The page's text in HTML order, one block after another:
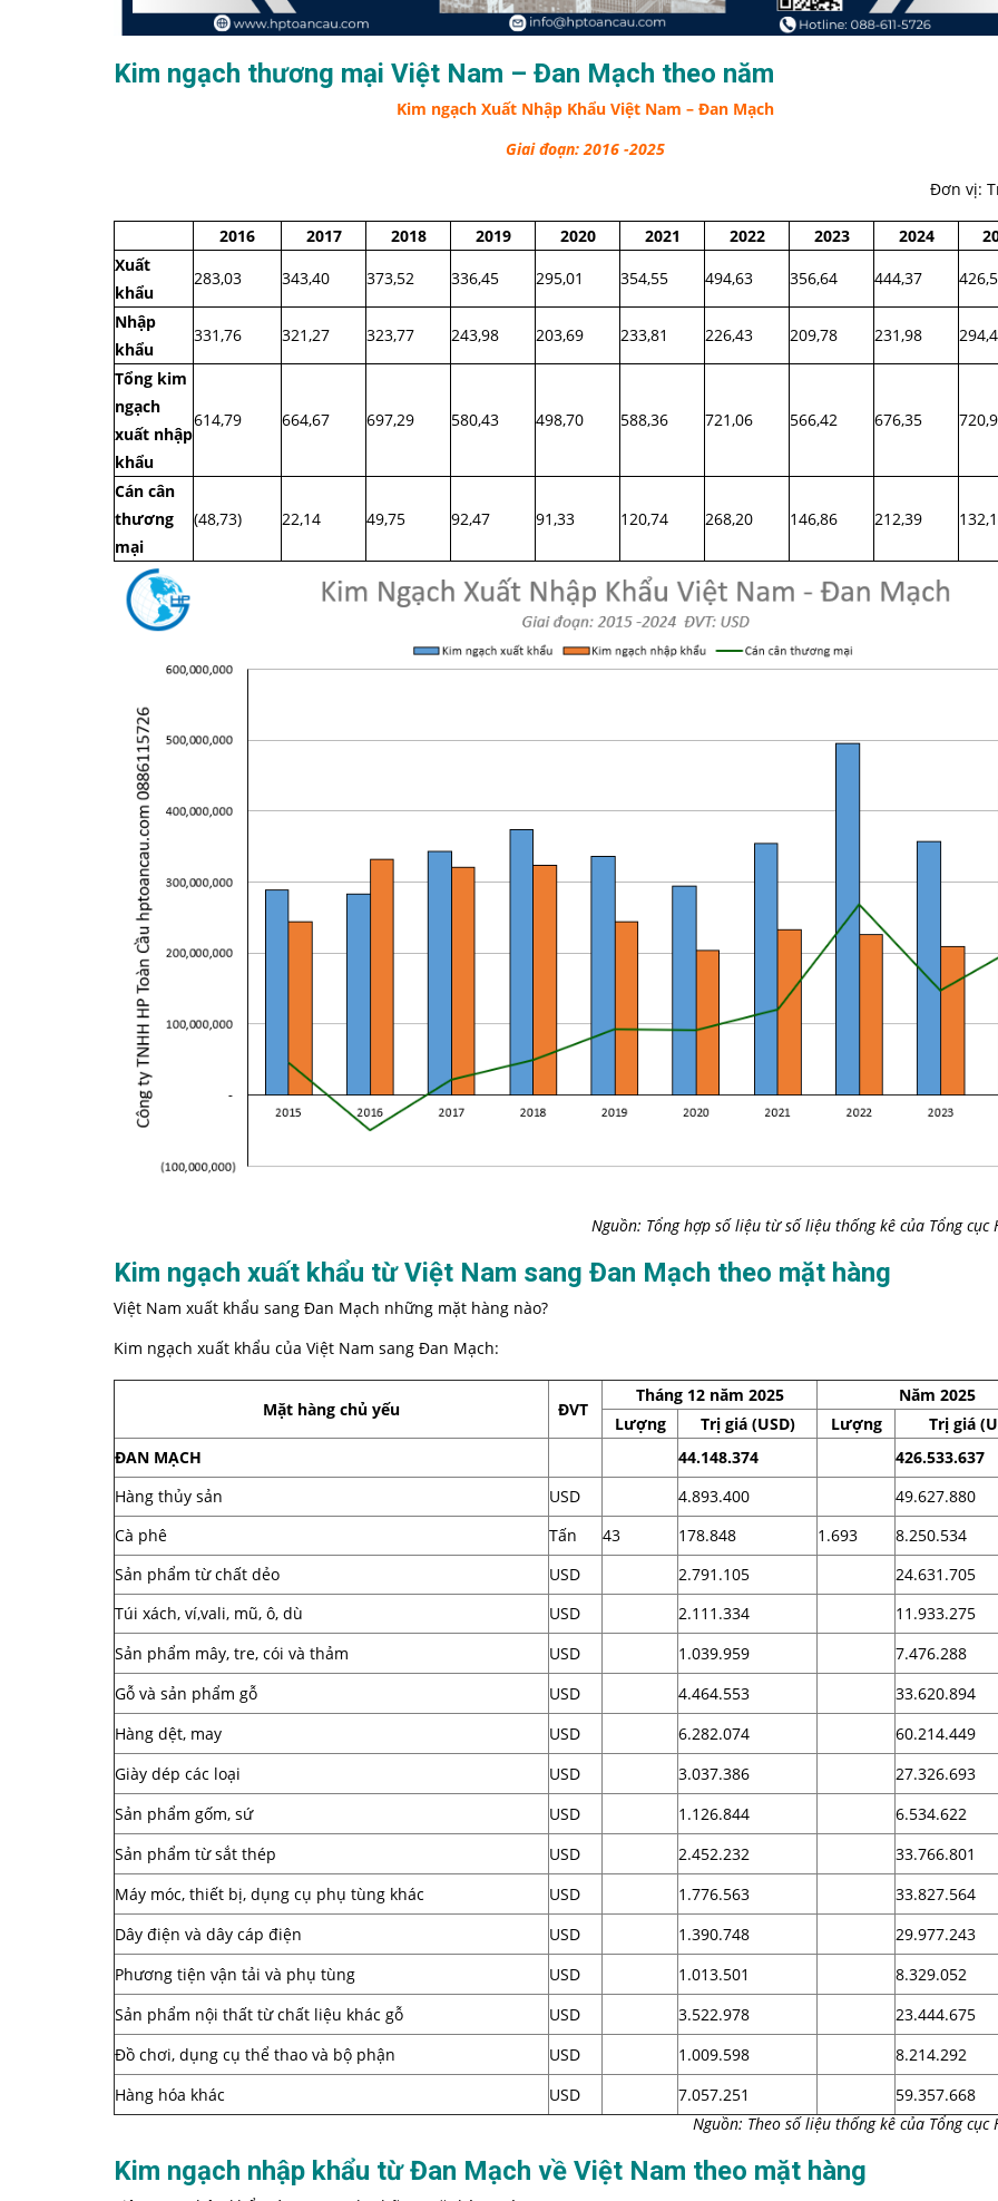
Kim ngạch thương mại Việt Nam – Đan Mạch theo năm
Kim ngạch Xuất Nhập Khẩu Việt Nam – Đan Mạch
Giai đoạn: 2016 -2025
Đơn vị:
2016 2017 2018 2019 2020 2021 2022 2023 2024
Xuất
khẩu
283,03 343,40 373,52 336,45 295,01 354,55 494,63 356,64 444,37
Nhập
khẩu
331,76 321,27 323,77 243,98 203,69 233,81 226,43 209,78 231,98
Tổng kim
ngạch
xuất nhập
khẩu
614,79 664,67 697,29 580,43 498,70 588,36 721,06 566,42 676,35
Cán cân
thương
mại
(48,73) 22,14 49,75 92,47 91,33 120,74 268,20 146,86 212,39
Nguồn: Tổng hợp số liệu từ số liệu thống kê của Tổng cục
Kim ngạch xuất khẩu từ Việt Nam sang Đan Mạch theo mặt hàng
Việt Nam xuất khẩu sang Đan Mạch những mặt hàng nào?
Kim ngạch xuất khẩu của Việt Nam sang Đan Mạch:
Mặt hàng chủ yếu ĐVT
Tháng 12 năm 2025
Năm 2025
Lượng
Trị giá (USD) Lượng
Trị giá
ĐAN MẠCH
44.148.374
426.533.637
Hàng thủy sản
USD 4.893.400
49.627.880
Cà phê
Tấn 43 178.848 1.693
8.250.534
Sản phẩm từ chất dẻo
USD 2.791.105
24.631.705
Túi xách, ví,vali, mũ, ô, dù
USD 2.111.334
11.933.275
Sản phẩm mây, tre, cói và thảm
USD 1.039.959
7.476.288
Gỗ và sản phẩm gỗ
USD 4.464.553
33.620.894
Hàng dệt, may
USD 6.282.074
60.214.449
Giày dép các loại
USD 3.037.386
27.326.693
Sản phẩm gốm, sứ
USD 1.126.844
6.534.622
Sản phẩm từ sắt thép
USD 2.452.232
33.766.801
Máy móc, thiết bị, dụng cụ phụ tùng khác
USD 1.776.563
33.827.564
Dây điện và dây cáp điện
USD 1.390.748
29.977.243
Phương tiện vận tải và phụ tùng
USD 1.013.501
8.329.052
Sản phẩm nội thất từ chất liệu khác gỗ
USD 3.522.978
23.444.675
Đồ chơi, dụng cụ thể thao và bộ phận
USD 1.009.598
8.214.292
Hàng hóa khác
USD 7.057.251
59.357.668
Nguồn: Theo số liệu thống kê của Tổng cục
Kim ngạch nhập khẩu từ Đan Mạch về Việt Nam theo mặt hàng